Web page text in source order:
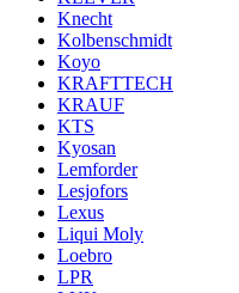
Knecht
Kolbenschmidt
Koyo
KRAFTTECH
KRAUF
KTS
Kyosan
Lemforder
Lesjofors
Lexus
Liqui Moly
Loebro
LPR